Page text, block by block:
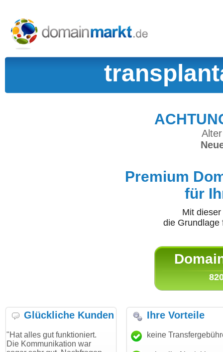
Premium
für
Mit
die
Glückliche Kunden
funktioniert.
war
"Danke für den schnellen
Transfer und guten Service!"
"Ich bin
Ihre Vorteile
keine